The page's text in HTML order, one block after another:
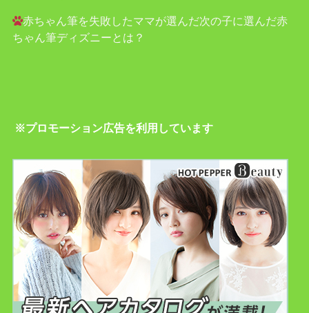
赤ちゃん筆を失敗したママが選んだ次の子に選んだ赤
ちゃん筆ディズニーとは？
※プロモーション広告を利用しています